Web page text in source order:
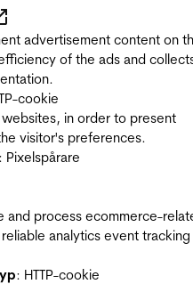
advertisement content on
of the ads and
cookie
in order to present
visitor's preferences.
: Pixelspårare
and process ecommerce-
analytics event tracking
: HTTP-cookie